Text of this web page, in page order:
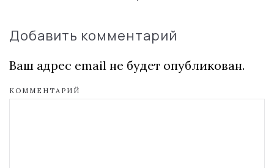
Добавить комментарий
Ваш адрес email не будет опубликован.
КОММЕНТАРИЙ